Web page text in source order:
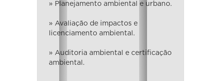
» Planejamento ambiental e urbano.
» Avaliação de impactos e
licenciamento ambiental.
» Auditoria ambiental e certificação
ambiental.